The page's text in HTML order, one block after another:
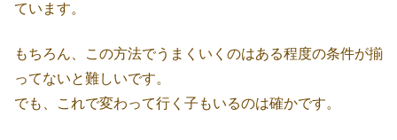
ています。
もちろん、この方法でうまくいくのはある程度の条件が揃
ってないと難しいです。
でも、これで変わって行く子もいるのは確かです。